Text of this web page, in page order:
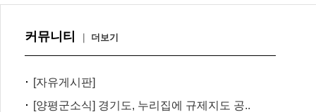
커뮤니티 더보기
[자유게시판]
[양평군소식] 경기도, 누리집에 규제지도 공..